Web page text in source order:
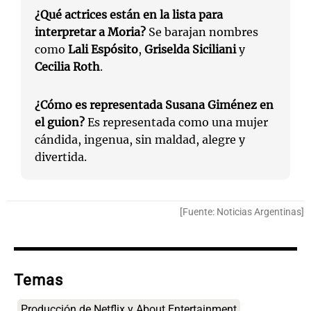
¿Qué actrices están en la lista para
interpretar a Moria? Se barajan nombres
como Lali Espósito, Griselda Sicilianiy
Cecilia Roth.
¿Cómo es representada Susana Giménez en
el guion? Es representada como una mujer
cándida, ingenua, sin maldad, alegre y
divertida.
[Fuente: Noticias Argentinas]
Temas